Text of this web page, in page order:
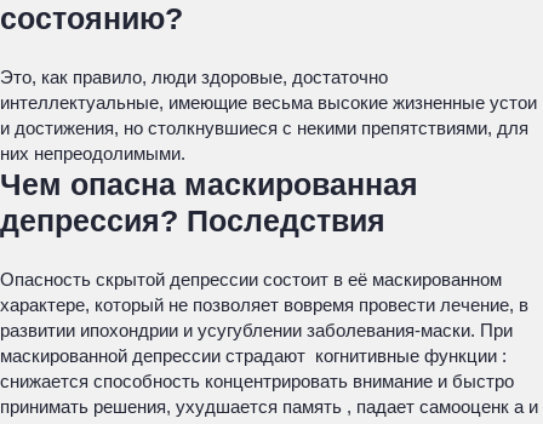
состоянию?
Это, как правило, люди здоровые, достаточно
интеллектуальные, имеющие весьма высокие жизненные устои
и достижения, но столкнувшиеся с некими препятствиями, для
них непреодолимыми.
Чем опасна маскированная
депрессия? Последствия
Опасность скрытой депрессии состоит в её маскированном
характере, который не позволяет вовремя провести лечение, в
развитии ипохондрии и усугублении заболевания-маски. При
маскированной депрессии страдают когнитивные функции :
снижается способность концентрировать внимание и быстро
принимать решения, ухудшается память , падает самооценк а и